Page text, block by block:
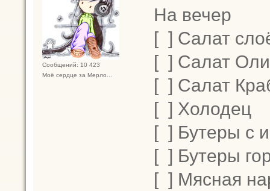
Сообщений: 10 423
Моё сердце за Мерло...
На вечер
[ ] Салат
[ ] Салат
[ ] Салат
[ ] Холодец
[ ] Бутеры с
[ ] Бутеры
[ ] Мясная